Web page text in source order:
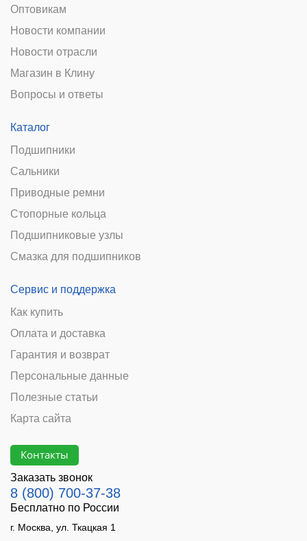
Оптовикам
Новости компании
Новости отрасли
Магазин в Клину
Вопросы и ответы
Каталог
Подшипники
Сальники
Приводные ремни
Стопорные кольца
Подшипниковые узлы
Смазка для подшипников
Сервис и поддержка
Как купить
Оплата и доставка
Гарантия и возврат
Персональные данные
Полезные статьи
Карта сайта
Контакты
Заказать звонок
8 (800) 700-37-38
Бесплатно по России
г. Москва, ул. Ткацкая 1